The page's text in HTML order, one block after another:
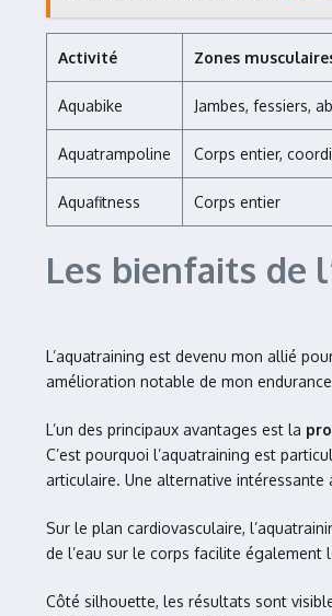
Activité Zones
Aquabike Jambes, fessiers,
Aquatrampoline Corps entier,
Aquafitness Corps entier
Les bienfaits de
L’aquatraining est devenu mon allié
amélioration notable de mon
L’un des principaux avantages est la
C’est pourquoi l’aquatraining est
articulaire. Une alternative intéressante
Sur le plan cardiovasculaire,
de l’eau sur le corps facilite
Côté silhouette, les résultats sont